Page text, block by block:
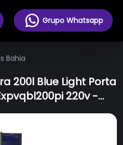
Grupo Whatsapp
Bahia
200l Blue Light Porta
220v -